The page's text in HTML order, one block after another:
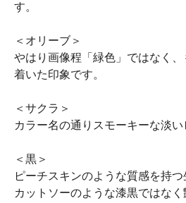
す。
＜オリーブ＞
やはり画像程「緑色」ではなく
着いた印象です。
＜サクラ＞
カラー名の通りスモーキーな淡い
＜黒＞
ピーチスキンのような質感を持
カットソーのような漆黒ではな